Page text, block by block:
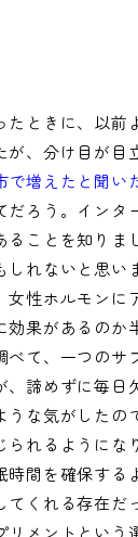
ときに、以
、分け目が
で増えたと聞い
ろう。イン
ことを知り
れないと思
性ホルモン
果があるの
て、一つの
諦めずに毎
な気がした
れるように
間を確保す
くれる存在
メントとい